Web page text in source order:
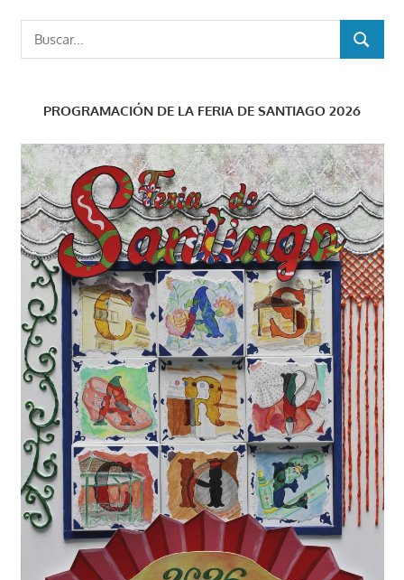
Buscar:
BUSCAR
PROGRAMACIÓN DE LA FERIA DE SANTIAGO 2026